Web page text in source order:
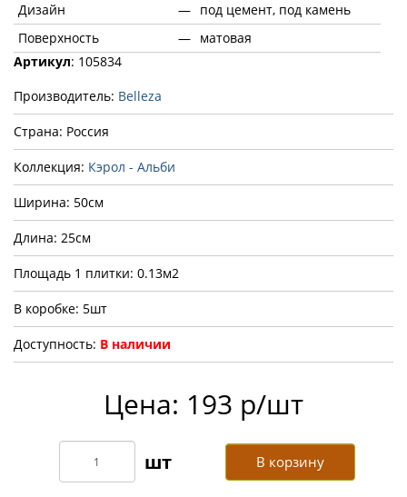
Дизайн
— под цемент, под камень
Поверхность
— матовая
Артикул: 105834
Производитель: Belleza
Страна: Россия
Коллекция: Кэрол - Альби
Ширина: 50см
Длина: 25см
Площадь 1 плитки: 0.13м2
В коробке: 5шт
Доступность: В наличии
Цена: 193 р/шт
В корзину